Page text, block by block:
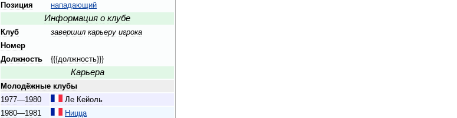
Позиция
нападающий
Информация о клубе
Клуб завершил карьеру игрока
Номер
Должность
{{{должность}}}
Карьера
Молодёжные клубы
1977—1980 Ле Кейоль
1980—1981
Ницца